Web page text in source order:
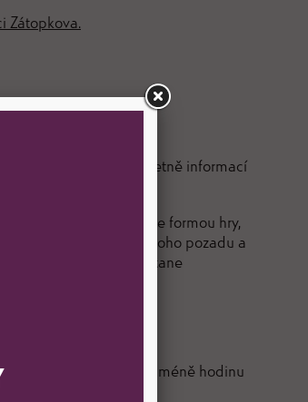
Zátopkova.
od 4 let).
dítěte do kurzu včetně informací
dovednosti. Vše učíme formou hry,
snažíme nenechat nikoho pozadu a
děti inline bruslení stane
informovat nejméně hodinu